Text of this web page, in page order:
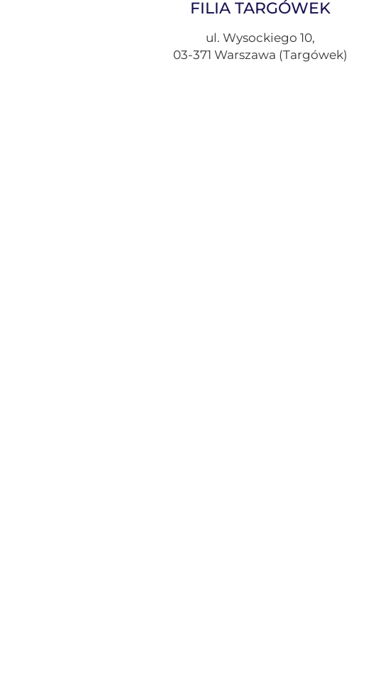
FILIA TARGÓWEK
ul. Wysockiego 10,
03-371 Warszawa (Targówek)